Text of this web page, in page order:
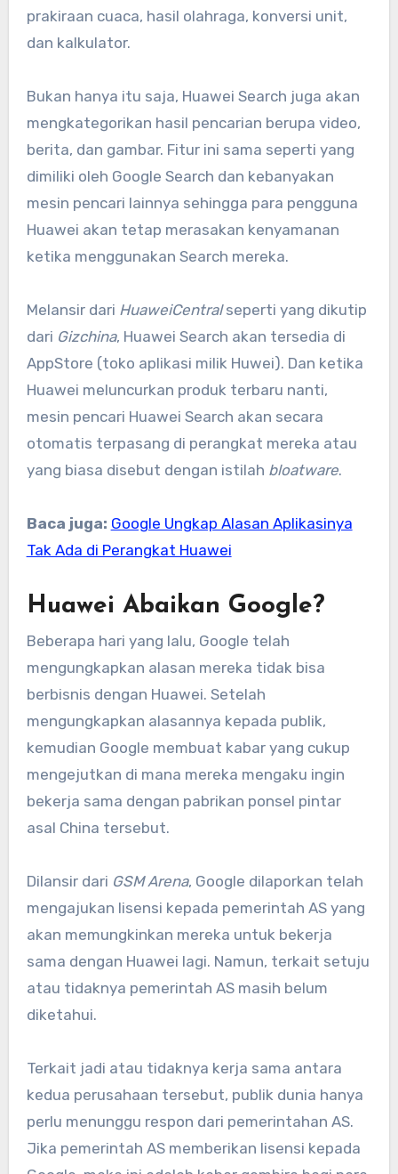
prakiraan cuaca, hasil olahraga, konversi unit,
dan kalkulator.
Bukan hanya itu saja, Huawei Search juga akan
mengkategorikan hasil pencarian berupa video,
berita, dan gambar. Fitur ini sama seperti yang
dimiliki oleh Google Search dan kebanyakan
mesin pencari lainnya sehingga para pengguna
Huawei akan tetap merasakan kenyamanan
ketika menggunakan Search mereka.
Melansir dari HuaweiCentralseperti yang dikutip
dari Gizchina, Huawei Search akan tersedia di
AppStore (toko aplikasi milik Huwei). Dan ketika
Huawei meluncurkan produk terbaru nanti,
mesin pencari Huawei Search akan secara
otomatis terpasang di perangkat mereka atau
yang biasa disebut dengan istilah bloatware.
Baca juga: Google Ungkap Alasan Aplikasinya
Tak Ada di Perangkat Huawei
Huawei Abaikan Google?
Beberapa hari yang lalu, Google telah
mengungkapkan alasan mereka tidak bisa
berbisnis dengan Huawei. Setelah
mengungkapkan alasannya kepada publik,
kemudian Google membuat kabar yang cukup
mengejutkan di mana mereka mengaku ingin
bekerja sama dengan pabrikan ponsel pintar
asal China tersebut.
Dilansir dari GSM Arena, Google dilaporkan telah
mengajukan lisensi kepada pemerintah AS yang
akan memungkinkan mereka untuk bekerja
sama dengan Huawei lagi. Namun, terkait setuju
atau tidaknya pemerintah AS masih belum
diketahui.
Terkait jadi atau tidaknya kerja sama antara
kedua perusahaan tersebut, publik dunia hanya
perlu menunggu respon dari pemerintahan AS.
Jika pemerintah AS memberikan lisensi kepada